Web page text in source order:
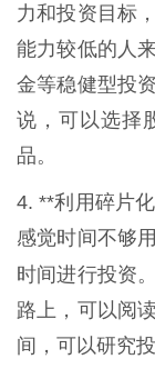
力和投资目标
能力较低的人
金等稳健型投
说，可以选择
品。
4. **利用碎片
感觉时间不够
时间进行投资
路上，可以阅
间，可以研究